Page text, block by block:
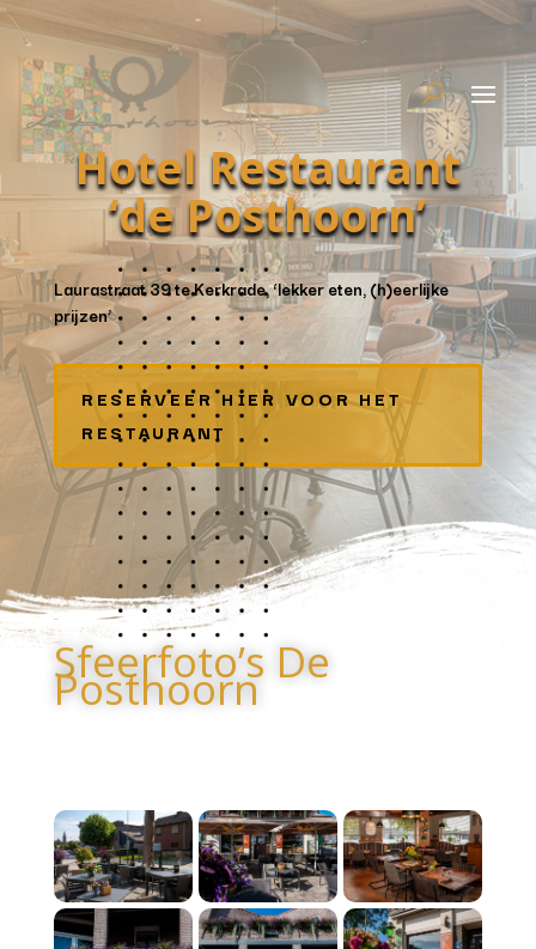
Hotel Restaurant
‘de Posthoorn’
Laurastraat 39 te Kerkrade, ‘lekker eten, (h)eerlijke
prijzen’
RESERVEER HIER VOOR HET
RESTAURANT
Sfeerfoto’s De
Posthoorn